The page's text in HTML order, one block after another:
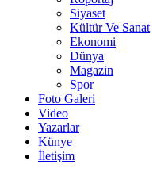
Siyaset
Kültür Ve Sanat
Ekonomi
Dünya
Magazin
Spor
Foto Galeri
Video
Yazarlar
Künye
İletişim